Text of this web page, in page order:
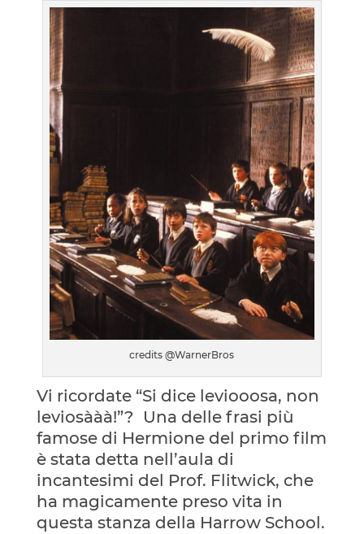
credits @WarnerBros
Vi ricordate “Si dice leviooosa, non
leviosààà!”? Una delle frasi più
famose di Hermione del primo film
è stata detta nell’aula di
incantesimi del Prof. Flitwick, che
ha magicamente preso vita in
questa stanza della Harrow School.